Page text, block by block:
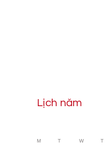
Lịch năm
M T W T